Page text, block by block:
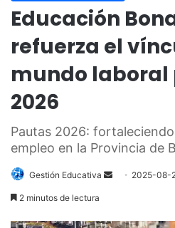
Educación
refuerza el
mundo laboral
2026
Pautas 2026:
empleo en la Provincia de
Gestión Educativa
Send 2025-08-
2 minutos de lectura